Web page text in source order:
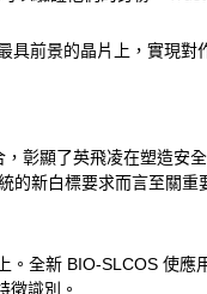
前景的晶片上，實現
彰顯了英飛凌在塑造安
新白標要求而言至關
全新 BIO-SLCOS 使
徵識別。